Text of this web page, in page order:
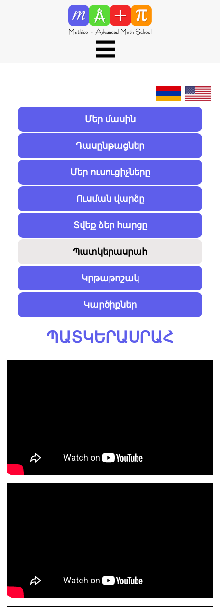
Մեր մասին
Դասընթացներ
Մեր ուսուցիչները
Ուսման վարձը
Տվեք ձեր հարցը
Պատկերասրահ
Կրթաթոշակ
Կարծիքներ
ՊԱՏԿԵՐԱՍՐԱՀ